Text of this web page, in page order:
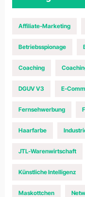
Affiliate-Marketing
Betriebsspionage
Coaching
DGUV V3 E-
Fernsehwerbung
Haarfarbe
JTL-Warenwirtschaft
Künstliche Intelligenz
Maskottchen